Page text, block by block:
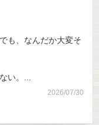
も、なんだか大変そ
い。...
2026/07/30